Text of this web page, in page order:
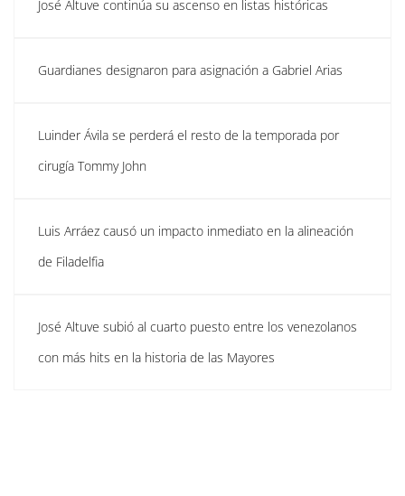
José Altuve continúa su ascenso en listas históricas
Guardianes designaron para asignación a Gabriel Arias
Luinder Ávila se perderá el resto de la temporada por
cirugía Tommy John
Luis Arráez causó un impacto inmediato en la alineación
de Filadelfia
José Altuve subió al cuarto puesto entre los venezolanos
con más hits en la historia de las Mayores